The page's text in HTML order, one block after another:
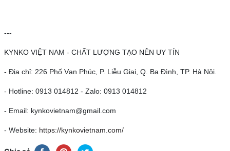
---
KYNKO VIỆT NAM - CHẤT LƯỢNG TẠO NÊN UY TÍN
- Địa chỉ: 226 Phố Vạn Phúc, P. Liễu Giai, Q. Ba Đình, TP. Hà Nội.
- Hotline: 0913 014812 - Zalo: 0913 014812
- Email: kynkovietnam@gmail.com
- Website: https://kynkovietnam.com/